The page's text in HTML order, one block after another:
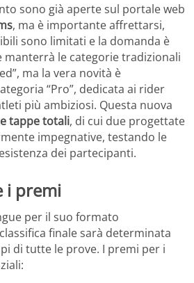
sono già aperte sul portale web
, ma è importante affrettarsi,
sono limitati e la domanda è
manterrà le categorie tradizionali
ma la vera novità è
“Pro”, dedicata ai rider
più ambiziosi. Questa nuova
tappe totali, di cui due progettate
impegnative, testando le
dei partecipanti.
i premi
per il suo formato
finale sarà determinata
di tutte le prove. I premi per i